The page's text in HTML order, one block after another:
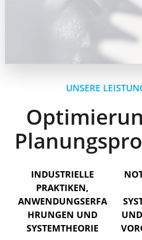
UNSERE
INDUSTRIELLE
PRAKTIKEN,
ANWENDUNGSERFA
HRUNGEN UND
SYSTEMTHEORIE